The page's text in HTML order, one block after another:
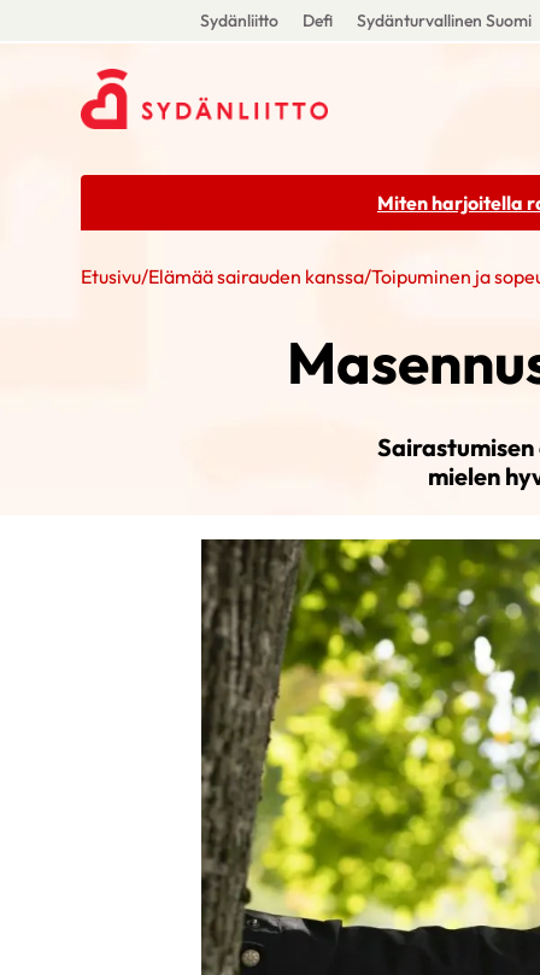
Sydänliitto Defi Sydänturvallinen Suomi
Miten harjoitella
Etusivu/Elämää sairauden kanssa/Toipuminen ja
mielen